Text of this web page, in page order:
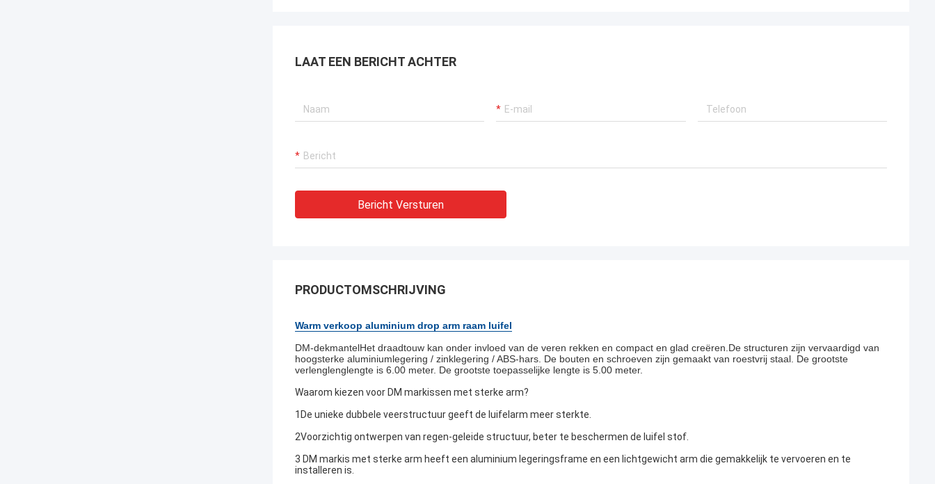
LAAT EEN BERICHT ACHTER
Bericht Versturen
PRODUCTOMSCHRIJVING
Warm verkoop aluminium drop arm raam luifel
DM-dekmantelHet draadtouw kan onder invloed van de veren rekken en compact en glad creëren.De structuren zijn vervaardigd van
hoogsterke aluminiumlegering / zinklegering / ABS-hars. De bouten en schroeven zijn gemaakt van roestvrij staal. De grootste
verlenglenglengte is 6.00 meter. De grootste toepasselijke lengte is 5.00 meter.
Waarom kiezen voor DM markissen met sterke arm?
1De unieke dubbele veerstructuur geeft de luifelarm meer sterkte.
2Voorzichtig ontwerpen van regen-geleide structuur, beter te beschermen de luifel stof.
3 DM markis met sterke arm heeft een aluminium legeringsframe en een lichtgewicht arm die gemakkelijk te vervoeren en te
installeren is.